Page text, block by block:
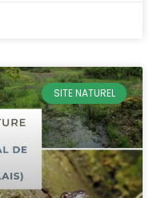
SITE NATUREL